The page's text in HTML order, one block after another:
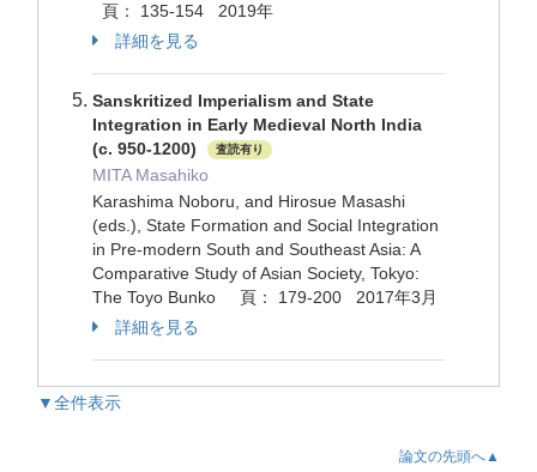
頁： 135-154 2019年
詳細を見る
Sanskritized Imperialism and State
Integration in Early Medieval North India
(c. 950-1200)
査読有り
MITA Masahiko
Karashima Noboru, and Hirosue Masashi
(eds.), State Formation and Social Integration
in Pre-modern South and Southeast Asia: A
Comparative Study of Asian Society, Tokyo:
The Toyo Bunko 頁： 179-200 2017年3月
詳細を見る
▼全件表示
論文の先頭へ▲